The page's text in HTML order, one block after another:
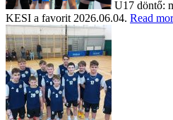
U17 döntő:
KESI a favorit 2026.06.04. Read